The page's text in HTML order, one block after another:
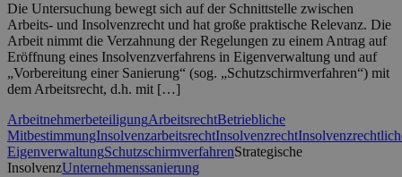
Die Untersuchung bewegt sich auf der Schnittstelle zwischen
Arbeits- und Insolvenzrecht und hat große praktische Relevanz. Die
Arbeit nimmt die Verzahnung der Regelungen zu einem Antrag auf
Eröffnung eines Insolvenzverfahrens in Eigenverwaltung und auf
„Vorbereitung einer Sanierung“ (sog. „Schutzschirmverfahren“) mit
dem Arbeitsrecht, d.h. mit […]
ArbeitnehmerbeteiligungArbeitsrechtBetriebliche
MitbestimmungInsolvenzarbeitsrechtInsolvenzrecht
EigenverwaltungSchutzschirmverfahrenStrategische
InsolvenzUnternehmenssanierung